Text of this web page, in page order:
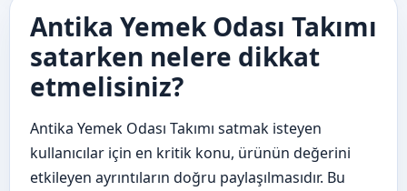
Antika Yemek Odası Takımı
satarken nelere dikkat
etmelisiniz?
Antika Yemek Odası Takımı satmak isteyen
kullanıcılar için en kritik konu, ürünün değerini
etkileyen ayrıntıların doğru paylaşılmasıdır. Bu